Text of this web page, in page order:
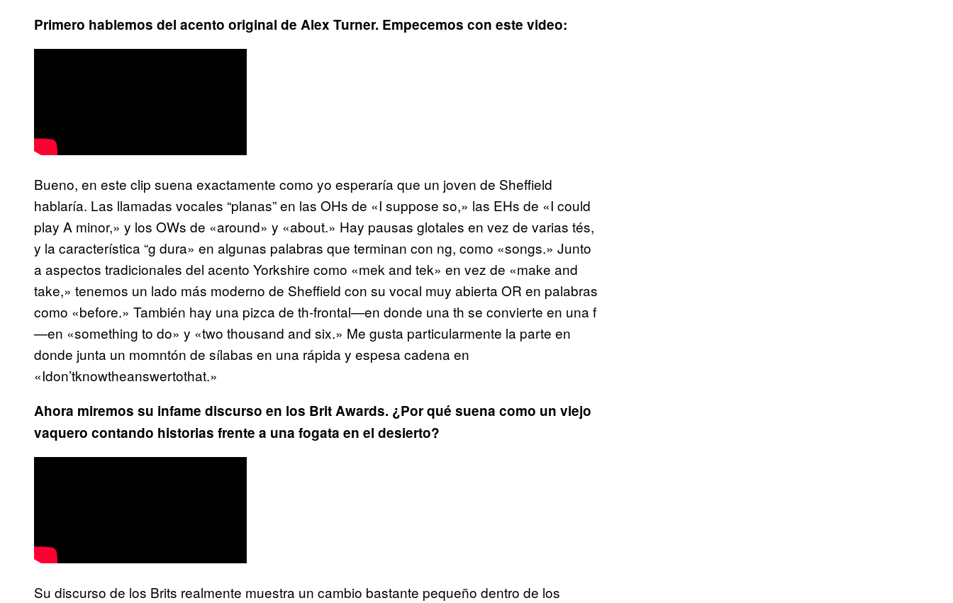
Primero hablemos del acento original de Alex Turner. Empecemos con este video:
Bueno, en este clip suena exactamente como yo esperaría que un joven de Sheffield
hablaría. Las llamadas vocales “planas” en las OHs de «I suppose so,» las EHs de «I could
play A minor,» y los OWs de «around» y «about.» Hay pausas glotales en vez de varias tés,
y la característica “g dura» en algunas palabras que terminan con ng, como «songs.» Junto
a aspectos tradicionales del acento Yorkshire como «mek and tek» en vez de «make and
take,» tenemos un lado más moderno de Sheffield con su vocal muy abierta OR en palabras
como «before.» También hay una pizca de th-frontal—en donde una th se convierte en una f
—en «something to do» y «two thousand and six.» Me gusta particularmente la parte en
donde junta un momntón de sílabas en una rápida y espesa cadena en
«Idon’tknowtheanswertothat.»
Ahora miremos su infame discurso en los Brit Awards. ¿Por qué suena como un viejo
vaquero contando historias frente a una fogata en el desierto?
Su discurso de los Brits realmente muestra un cambio bastante pequeño dentro de los